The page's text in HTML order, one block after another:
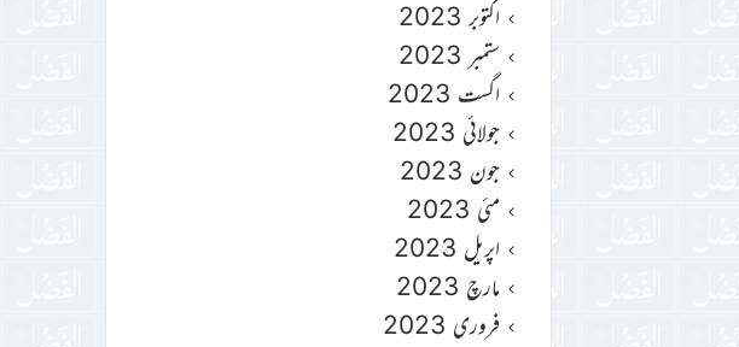
اکتوبر 2023
ستمبر 2023
اگست 2023
جولائی 2023
جون 2023
مئی 2023
اپریل 2023
مارچ 2023
فروری 2023